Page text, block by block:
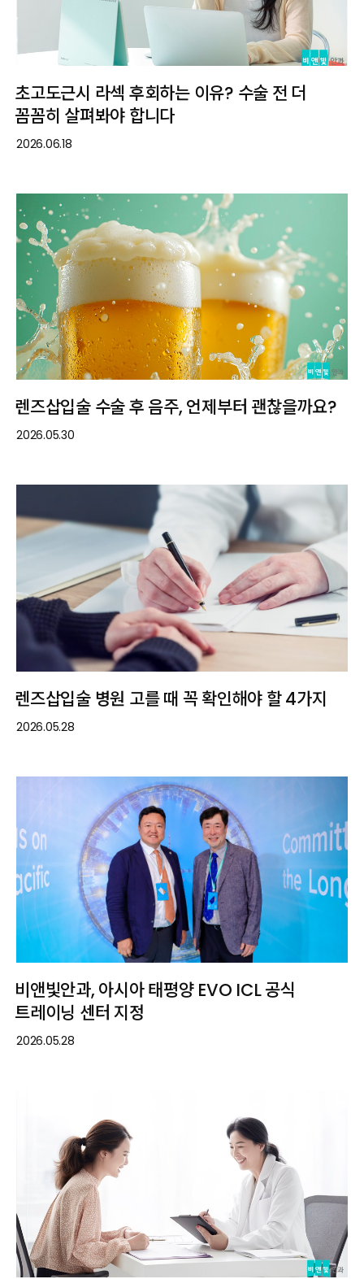
초고도근시 라섹 후회하는 이유? 수술 전 더
꼼꼼히 살펴봐야 합니다
2026.06.18
렌즈삽입술 수술 후 음주, 언제부터 괜찮을까요?
2026.05.30
렌즈삽입술 병원 고를 때 꼭 확인해야 할 4가지
2026.05.28
비앤빛안과, 아시아 태평양 EVO ICL 공식
트레이닝 센터 지정
2026.05.28